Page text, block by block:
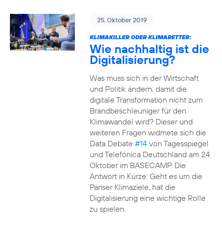
25. Oktober 2019
KLIMAKILLER ODER KLIMARETTER:
Wie nachhaltig ist die
Digitalisierung?
Was muss sich in der Wirtschaft
und Politik ändern, damit die
digitale Transformation nicht zum
Brandbeschleuniger für den
Klimawandel wird? Dieser und
weiteren Fragen widmete sich die
Data Debate #14von Tagesspiegel
und Telefónica Deutschland am 24.
Oktober im BASECAMP. Die
Antwort in Kürze: Geht es um die
Pariser Klimaziele, hat die
Digitalisierung eine wichtige Rolle
zu spielen.